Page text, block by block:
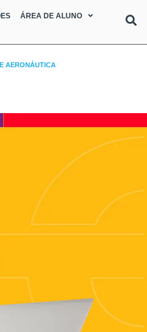
ÁREA DE ALUNO
AERONÁUTICA